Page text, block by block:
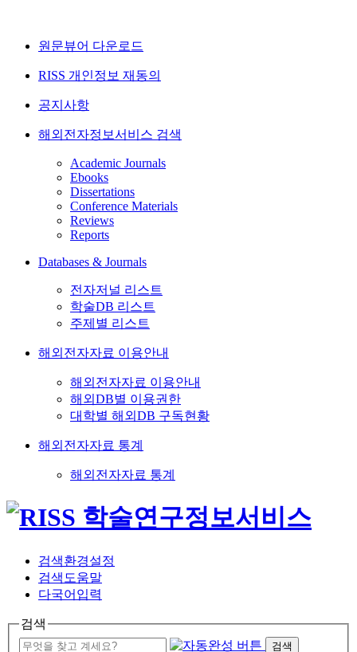
원문뷰어 다운로드
RISS 개인정보 재동의
공지사항
해외전자정보서비스 검색
Academic Journals
Ebooks
Dissertations
Conference Materials
Reviews
Reports
Databases & Journals
전자저널 리스트
학술DB 리스트
주제별 리스트
해외전자자료 이용안내
해외전자자료 이용안내
해외DB별 이용권한
대학별 해외DB 구독현황
해외전자자료 통계
해외전자자료 통계
검색환경설정
검색도움말
다국어입력
검색
검색